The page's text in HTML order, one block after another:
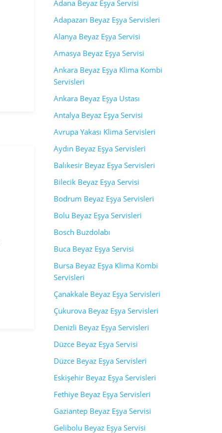
Adana Beyaz Eşya Servisi
Adapazarı Beyaz Eşya Servisleri
Alanya Beyaz Eşya Servisi
Amasya Beyaz Eşya Servisi
Ankara Beyaz Eşya Klima Kombi
Servisleri
Ankara Beyaz Eşya Ustası
Antalya Beyaz Eşya Servisi
Avrupa Yakası Klima Servisleri
Aydın Beyaz Eşya Servisleri
Balıkesir Beyaz Eşya Servisleri
Bilecik Beyaz Eşya Servisi
Bodrum Beyaz Eşya Servisleri
Bolu Beyaz Eşya Servisleri
Bosch Buzdolabı
Buca Beyaz Eşya Servisi
Bursa Beyaz Eşya Klima Kombi
Servisleri
Çanakkale Beyaz Eşya Servisleri
Çukurova Beyaz Eşya Servisleri
Denizli Beyaz Eşya Servisleri
Düzce Beyaz Eşya Servisi
Düzce Beyaz Eşya Servisleri
Eskişehir Beyaz Eşya Servisleri
Fethiye Beyaz Eşya Servisleri
Gaziantep Beyaz Eşya Servisi
Gelibolu Beyaz Eşya Servisi